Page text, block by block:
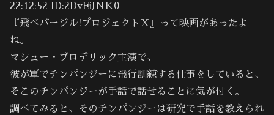
22:12:52 ID:2DvEiJNK0
『飛べバージル!プロジェクトＸ』って映画があったよ
ね。
マシュー・ブロデリック主演で、
彼が軍でチンパンジーに飛行訓練する仕事をしていると、
そこのチンパンジーが手話で話せることに気が付く。
調べてみると、そのチンパンジーは研究で手話を教えられ